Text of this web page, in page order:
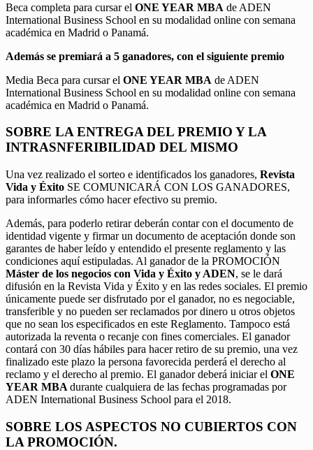
Beca completa para cursar el ONE YEAR MBA de ADEN
International Business School en su modalidad online con semana
académica en Madrid o Panamá.
Además se premiará a 5 ganadores, con el siguiente premio
Media Beca para cursar el ONE YEAR MBA de ADEN
International Business School en su modalidad online con semana
académica en Madrid o Panamá.
SOBRE LA ENTREGA DEL PREMIO Y LA
INTRASNFERIBILIDAD DEL MISMO
Una vez realizado el sorteo e identificados los ganadores, Revista
Vida y Éxito SE COMUNICARÁ CON LOS GANADORES,
para informarles cómo hacer efectivo su premio.
Además, para poderlo retirar deberán contar con el documento de
identidad vigente y firmar un documento de aceptación donde son
garantes de haber leído y entendido el presente reglamento y las
condiciones aquí estipuladas. Al ganador de la PROMOCIÓN
Máster de los negocios con Vida y Éxito y ADEN, se le dará
difusión en la Revista Vida y Éxito y en las redes sociales. El premio
únicamente puede ser disfrutado por el ganador, no es negociable,
transferible y no pueden ser reclamados por dinero u otros objetos
que no sean los especificados en este Reglamento. Tampoco está
autorizada la reventa o recanje con fines comerciales. El ganador
contará con 30 días hábiles para hacer retiro de su premio, una vez
finalizado este plazo la persona favorecida perderá el derecho al
reclamo y el derecho al premio. El ganador deberá iniciar el ONE
YEAR MBA durante cualquiera de las fechas programadas por
ADEN International Business School para el 2018.
SOBRE LOS ASPECTOS NO CUBIERTOS CON
LA PROMOCIÓN.